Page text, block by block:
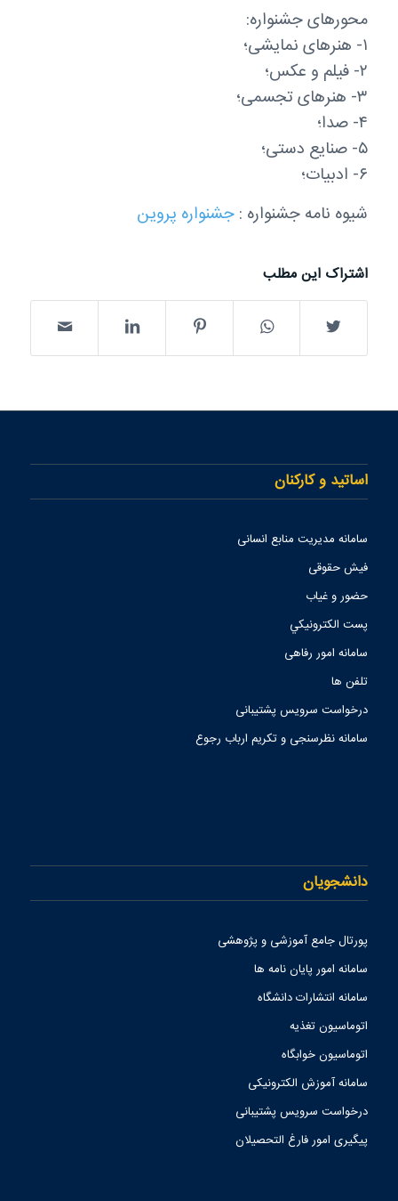
محورهای جشنواره:
۱- هنرهای نمایشی؛
۲- فیلم و عکس؛
۳- هنرهای تجسمی؛
۴- صدا؛
۵- صنایع دستی؛
۶- ادبیات؛
شیوه نامه جشنواره : جشنواره پروین
اشتراک این مطلب
اساتید و کارکنان
سامانه مدیریت منابع انسانی
فیش حقوقی
حضور و غیاب
پست الكترونيكي
سامانه امور رفاهی
تلفن ها
درخواست سرویس پشتیبانی
سامانه نظرسنجی و تکریم ارباب رجوع
دانشجویان
پورتال جامع آموزشی و پژوهشی
سامانه امور پایان نامه ها
سامانه انتشارات دانشگاه
اتوماسیون تغذیه
اتوماسیون خوابگاه
سامانه آموزش الکترونیکی
درخواست سرویس پشتیبانی
پیگیری امور فارغ التحصیلان